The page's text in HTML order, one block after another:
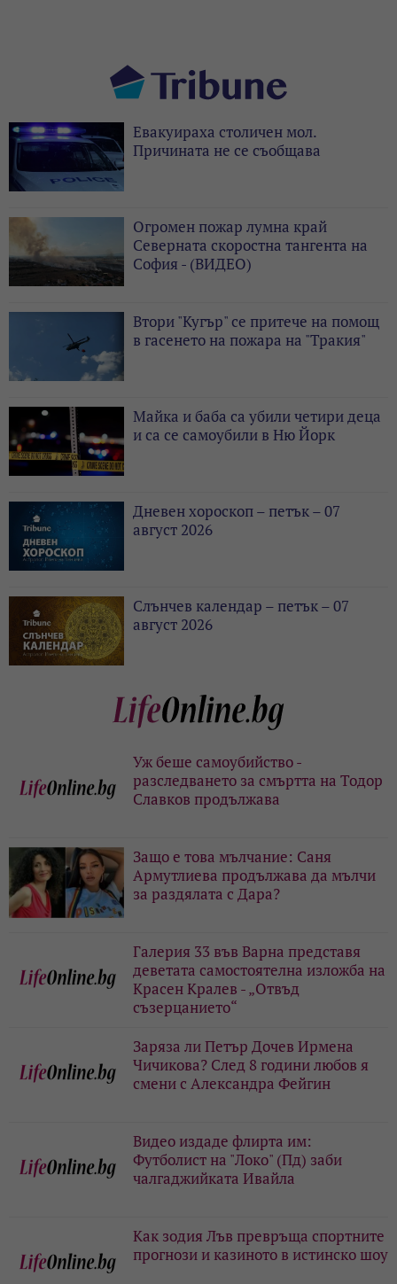
Евакуираха столичен мол.
Причината не се съобщава
Огромен пожар лумна край
Северната скоростна тангента на
София - (ВИДЕО)
Втори "Кугър" се притече на помощ
в гасенето на пожара на "Тракия"
Майка и баба са убили четири деца
и са се самоубили в Ню Йорк
Дневен хороскоп – петък – 07
август 2026
Слънчев календар – петък – 07
август 2026
Уж беше самоубийство -
разследването за смъртта на Тодор
Славков продължава
Защо е това мълчание: Саня
Армутлиева продължава да мълчи
за раздялата с Дара?
Галерия 33 във Варна представя
деветата самостоятелна изложба на
Красен Кралев - „Отвъд
съзерцанието“
Заряза ли Петър Дочев Ирмена
Чичикова? След 8 години любов я
смени с Александра Фейгин
Видео издаде флирта им:
Футболист на "Локо" (Пд) заби
чалгаджийката Ивайла
Как зодия Лъв превръща спортните
прогнози и казиното в истинско шоу